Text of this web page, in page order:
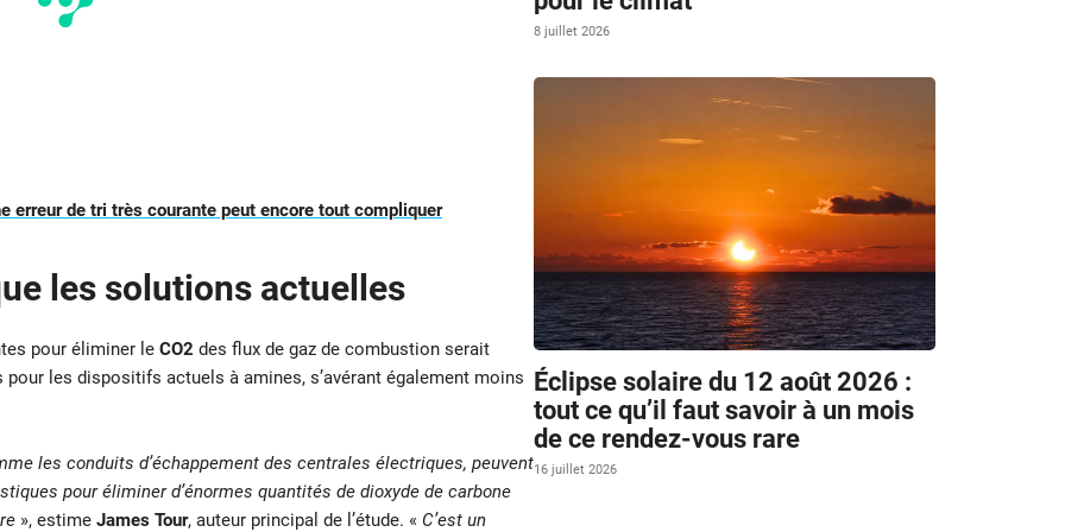
erreur de tri très courante peut encore tout compliquer
les solutions actuelles
pour éliminer le CO2 des flux de gaz de combustion serait
pour les dispositifs actuels à amines, s’avérant également moins
les conduits d’échappement des centrales électriques, peuvent
pour éliminer d’énormes quantités de dioxyde de carbone
», estime James Tour, auteur principal de l’étude. « C’est un
8 juillet 2026
Éclipse solaire du 12 août 2026 :
tout ce qu’il faut savoir à un mois
de ce rendez-vous rare
16 juillet 2026